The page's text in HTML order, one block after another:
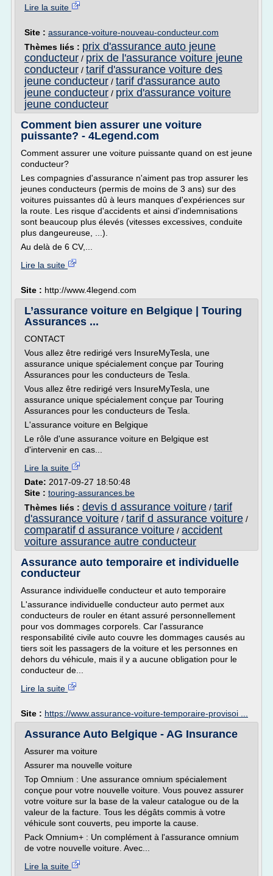
Lire la suite
Site : assurance-voiture-nouveau-conducteur.com
Thèmes liés : prix d'assurance auto jeune
conducteur / prix de l'assurance voiture jeune
conducteur / tarif d'assurance voiture des
jeune conducteur / tarif d'assurance auto
jeune conducteur / prix d'assurance voiture
jeune conducteur
Comment bien assurer une voiture
puissante? - 4Legend.com
Comment assurer une voiture puissante quand on est jeune
conducteur?
Les compagnies d'assurance n'aiment pas trop assurer les
jeunes conducteurs (permis de moins de 3 ans) sur des
voitures puissantes dû à leurs manques d'expériences sur
la route. Les risque d'accidents et ainsi d'indemnisations
sont beaucoup plus élevés (vitesses excessives, conduite
plus dangeureuse, ...).
Au delà de 6 CV,...
Lire la suite
Site : http://www.4legend.com
L’assurance voiture en Belgique | Touring
Assurances ...
CONTACT
Vous allez être redirigé vers InsureMyTesla, une
assurance unique spécialement conçue par Touring
Assurances pour les conducteurs de Tesla.
Vous allez être redirigé vers InsureMyTesla, une
assurance unique spécialement conçue par Touring
Assurances pour les conducteurs de Tesla.
L'assurance voiture en Belgique
Le rôle d'une assurance voiture en Belgique est
d'intervenir en cas...
Lire la suite
Date: 2017-09-27 18:50:48
Site : touring-assurances.be
Thèmes liés : devis d assurance voiture / tarif
d'assurance voiture / tarif d assurance voiture /
comparatif d assurance voiture / accident
voiture assurance autre conducteur
Assurance auto temporaire et individuelle
conducteur
Assurance individuelle conducteur et auto temporaire
L'assurance individuelle conducteur auto permet aux
conducteurs de rouler en étant assuré personnellement
pour vos dommages corporels. Car l'assurance
responsabilité civile auto couvre les dommages causés au
tiers soit les passagers de la voiture et les personnes en
dehors du véhicule, mais il y a aucune obligation pour le
conducteur de...
Lire la suite
Site : https://www.assurance-voiture-temporaire-provisoi ...
Assurance Auto Belgique - AG Insurance
Assurer ma voiture
Assurer ma nouvelle voiture
Top Omnium : Une assurance omnium spécialement
conçue pour votre nouvelle voiture. Vous pouvez assurer
votre voiture sur la base de la valeur catalogue ou de la
valeur de la facture. Tous les dégâts commis à votre
véhicule sont couverts, peu importe la cause.
Pack Omnium+ : Un complément à l'assurance omnium
de votre nouvelle voiture. Avec...
Lire la suite